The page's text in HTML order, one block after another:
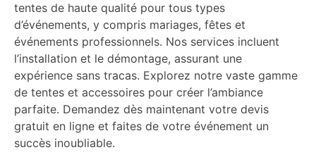
tentes de haute qualité pour tous types
d’événements, y compris mariages, fêtes et
événements professionnels. Nos services incluent
l’installation et le démontage, assurant une
expérience sans tracas. Explorez notre vaste gamme
de tentes et accessoires pour créer l’ambiance
parfaite. Demandez dès maintenant votre devis
gratuit en ligne et faites de votre événement un
succès inoubliable.